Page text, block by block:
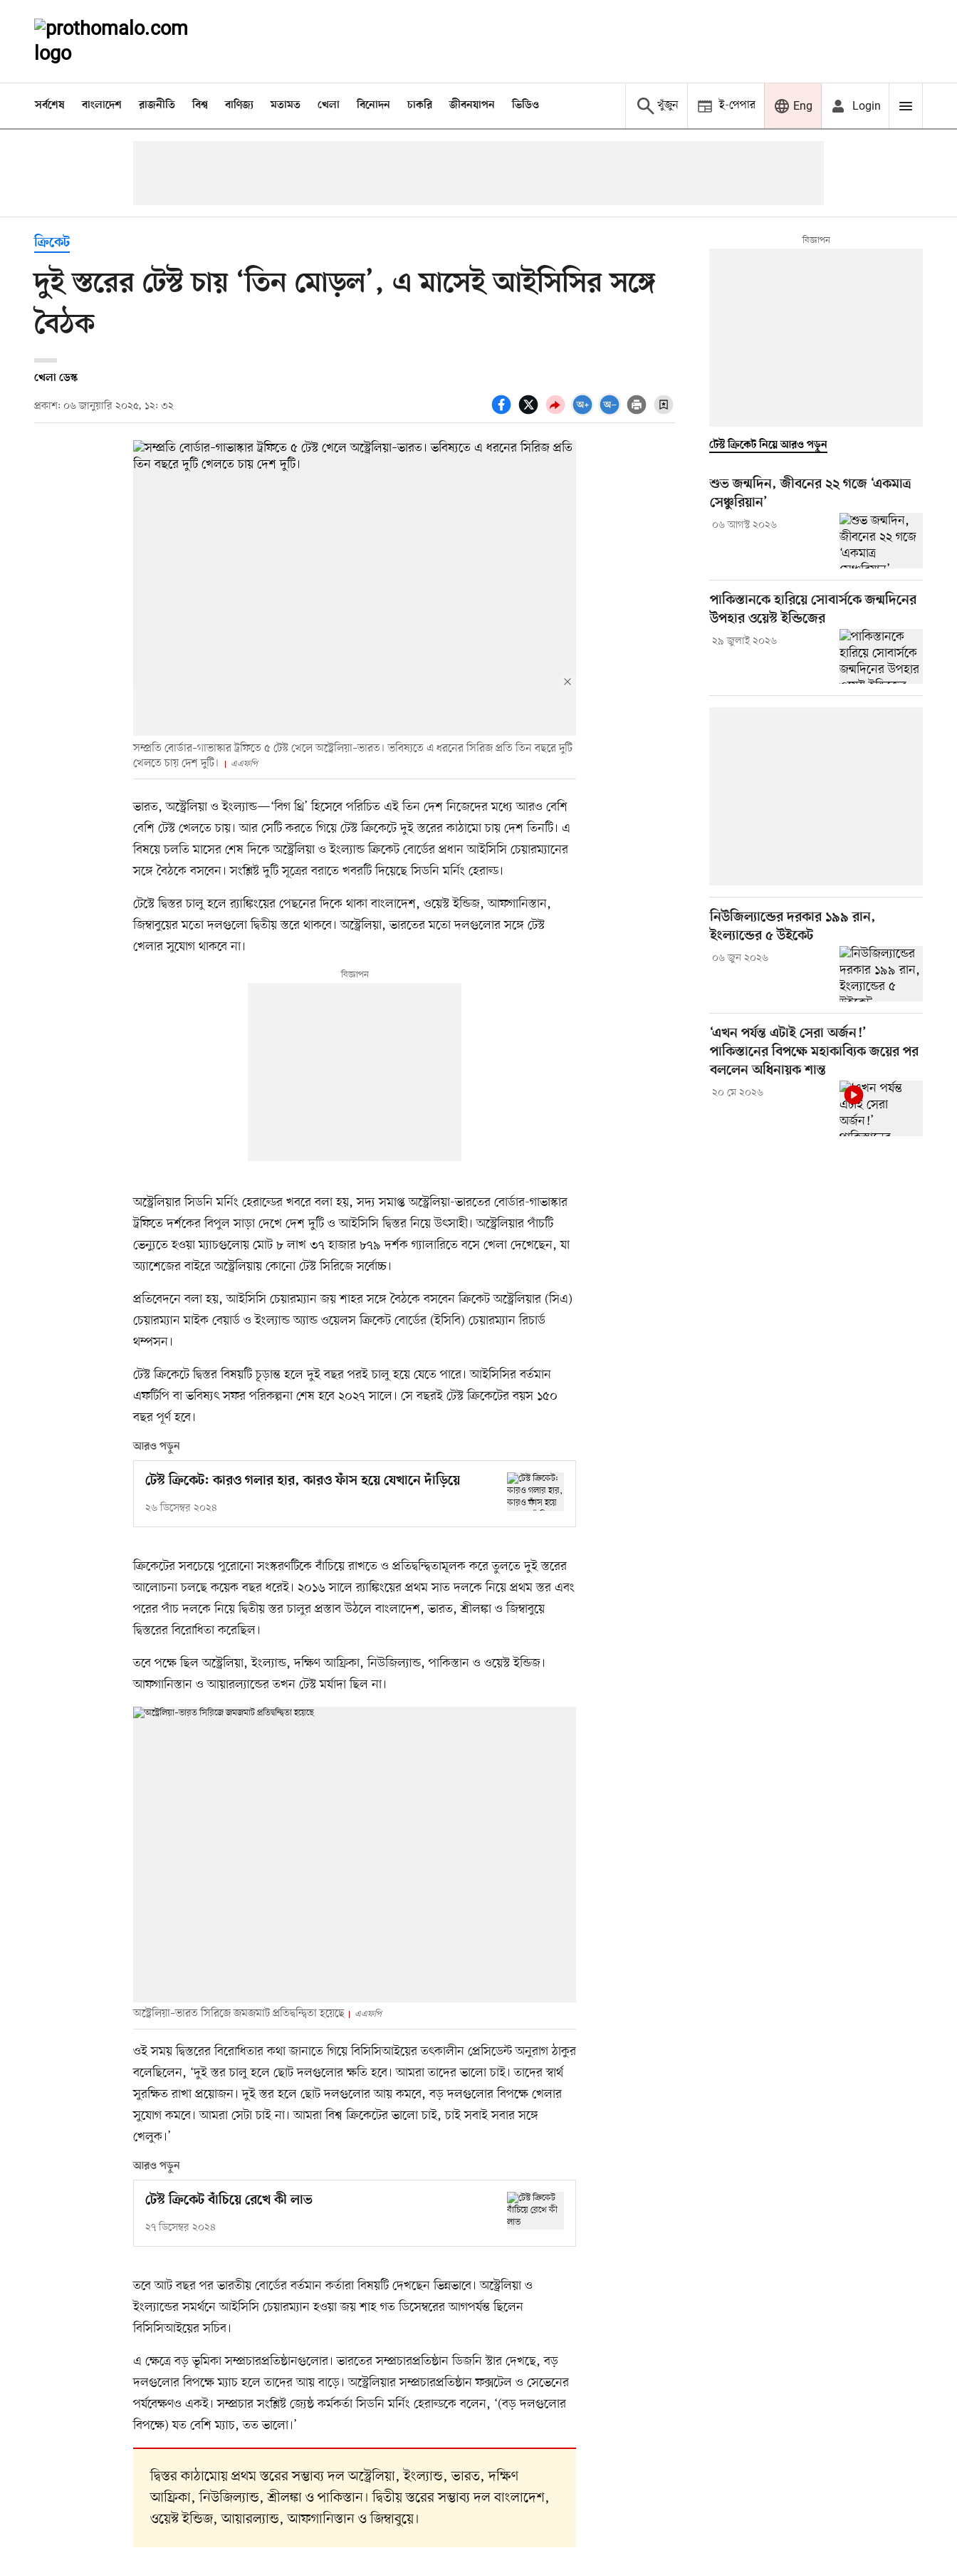
সর্বশেষ বাংলাদেশ রাজনীতি বিশ্ব বাণিজ্য মতামত খেলা বিনোদন চাকরি জীবনযাপন ভিডিও খুঁজুন ই-পেপার Eng Login
ক্রিকেট
দুই স্তরের টেস্ট চায় ‘তিন মোড়ল’, এ মাসেই আইসিসির সঙ্গে
বৈঠক
খেলা ডেস্ক
প্রকাশ: ০৬ জানুয়ারি ২০২৫, ১২: ৩২
সম্প্রতি বোর্ডার–গাভাস্কার ট্রফিতে ৫ টেস্ট খেলে অস্ট্রেলিয়া–ভারত। ভবিষ্যতে এ ধরনের সিরিজ প্রতি তিন বছরে দুটি
খেলতে চায় দেশ দুটি।
এএফপি
ভারত, অস্ট্রেলিয়া ও ইংল্যান্ড—‘বিগ থ্রি’ হিসেবে পরিচিত এই তিন দেশ নিজেদের মধ্যে আরও বেশি
বেশি টেস্ট খেলতে চায়। আর সেটি করতে গিয়ে টেস্ট ক্রিকেটে দুই স্তরের কাঠামো চায় দেশ তিনটি। এ
বিষয়ে চলতি মাসের শেষ দিকে অস্ট্রেলিয়া ও ইংল্যান্ড ক্রিকেট বোর্ডের প্রধান আইসিসি চেয়ারম্যানের
সঙ্গে বৈঠকে বসবেন। সংশ্লিষ্ট দুটি সূত্রের বরাতে খবরটি দিয়েছে সিডনি মর্নিং হেরাল্ড।
টেস্টে দ্বিস্তর চালু হলে র‍্যাঙ্কিংয়ের পেছনের দিকে থাকা বাংলাদেশ, ওয়েস্ট ইন্ডিজ, আফগানিস্তান,
জিম্বাবুয়ের মতো দলগুলো দ্বিতীয় স্তরে থাকবে। অস্ট্রেলিয়া, ভারতের মতো দলগুলোর সঙ্গে টেস্ট
খেলার সুযোগ থাকবে না।
অস্ট্রেলিয়ার সিডনি মর্নিং হেরাল্ডের খবরে বলা হয়, সদ্য সমাপ্ত অস্ট্রেলিয়া-ভারতের বোর্ডার-গাভাস্কার
ট্রফিতে দর্শকের বিপুল সাড়া দেখে দেশ দুটি ও আইসিসি দ্বিস্তর নিয়ে উৎসাহী। অস্ট্রেলিয়ার পাঁচটি
ভেন্যুতে হওয়া ম্যাচগুলোয় মোট ৮ লাখ ৩৭ হাজার ৮৭৯ দর্শক গ্যালারিতে বসে খেলা দেখেছেন, যা
অ্যাশেজের বাইরে অস্ট্রেলিয়ায় কোনো টেস্ট সিরিজে সর্বোচ্চ।
প্রতিবেদনে বলা হয়, আইসিসি চেয়ারম্যান জয় শাহর সঙ্গে বৈঠকে বসবেন ক্রিকেট অস্ট্রেলিয়ার (সিএ)
চেয়ারম্যান মাইক বেয়ার্ড ও ইংল্যান্ড অ্যান্ড ওয়েলস ক্রিকেট বোর্ডের (ইসিবি) চেয়ারম্যান রিচার্ড
থম্পসন।
টেস্ট ক্রিকেটে দ্বিস্তর বিষয়টি চূড়ান্ত হলে দুই বছর পরই চালু হয়ে যেতে পারে। আইসিসির বর্তমান
এফটিপি বা ভবিষ্যৎ সফর পরিকল্পনা শেষ হবে ২০২৭ সালে। সে বছরই টেস্ট ক্রিকেটের বয়স ১৫০
বছর পূর্ণ হবে।
আরও পড়ুন
টেস্ট ক্রিকেট: কারও গলার হার, কারও ফাঁস হয়ে যেখানে দাঁড়িয়ে
২৬ ডিসেম্বর ২০২৪
ক্রিকেটের সবচেয়ে পুরোনো সংস্করণটিকে বাঁচিয়ে রাখতে ও প্রতিদ্বন্দ্বিতামূলক করে তুলতে দুই স্তরের
আলোচনা চলছে কয়েক বছর ধরেই। ২০১৬ সালে র‍্যাঙ্কিংয়ের প্রথম সাত দলকে নিয়ে প্রথম স্তর এবং
পরের পাঁচ দলকে নিয়ে দ্বিতীয় স্তর চালুর প্রস্তাব উঠলে বাংলাদেশ, ভারত, শ্রীলঙ্কা ও জিম্বাবুয়ে
দ্বিস্তরের বিরোধিতা করেছিল।
তবে পক্ষে ছিল অস্ট্রেলিয়া, ইংল্যান্ড, দক্ষিণ আফ্রিকা, নিউজিল্যান্ড, পাকিস্তান ও ওয়েস্ট ইন্ডিজ।
আফগানিস্তান ও আয়ারল্যান্ডের তখন টেস্ট মর্যাদা ছিল না।
অস্ট্রেলিয়া–ভারত সিরিজে জমজমাট প্রতিদ্বন্দ্বিতা হয়েছে এএফপি
ওই সময় দ্বিস্তরের বিরোধিতার কথা জানাতে গিয়ে বিসিসিআইয়ের তৎকালীন প্রেসিডেন্ট অনুরাগ ঠাকুর
বলেছিলেন, ‘দুই স্তর চালু হলে ছোট দলগুলোর ক্ষতি হবে। আমরা তাদের ভালো চাই। তাদের স্বার্থ
সুরক্ষিত রাখা প্রয়োজন। দুই স্তর হলে ছোট দলগুলোর আয় কমবে, বড় দলগুলোর বিপক্ষে খেলার
সুযোগ কমবে। আমরা সেটা চাই না। আমরা বিশ্ব ক্রিকেটের ভালো চাই, চাই সবাই সবার সঙ্গে
খেলুক।’
আরও পড়ুন
টেস্ট ক্রিকেট বাঁচিয়ে রেখে কী লাভ
২৭ ডিসেম্বর ২০২৪
তবে আট বছর পর ভারতীয় বোর্ডের বর্তমান কর্তারা বিষয়টি দেখছেন ভিন্নভাবে। অস্ট্রেলিয়া ও
ইংল্যান্ডের সমর্থনে আইসিসি চেয়ারম্যান হওয়া জয় শাহ গত ডিসেম্বরের আগপর্যন্ত ছিলেন
বিসিসিআইয়ের সচিব।
এ ক্ষেত্রে বড় ভূমিকা সম্প্রচারপ্রতিষ্ঠানগুলোর। ভারতের সম্প্রচারপ্রতিষ্ঠান ডিজনি স্টার দেখছে, বড়
দলগুলোর বিপক্ষে ম্যাচ হলে তাদের আয় বাড়ে। অস্ট্রেলিয়ার সম্প্রচারপ্রতিষ্ঠান ফক্সটেল ও সেভেনের
পর্যবেক্ষণও একই। সম্প্রচার সংশ্লিষ্ট জ্যেষ্ঠ কর্মকর্তা সিডনি মর্নিং হেরাল্ডকে বলেন, ‘(বড় দলগুলোর
বিপক্ষে) যত বেশি ম্যাচ, তত ভালো।’
দ্বিস্তর কাঠামোয় প্রথম স্তরের সম্ভাব্য দল অস্ট্রেলিয়া, ইংল্যান্ড, ভারত, দক্ষিণ
আফ্রিকা, নিউজিল্যান্ড, শ্রীলঙ্কা ও পাকিস্তান। দ্বিতীয় স্তরের সম্ভাব্য দল বাংলাদেশ,
ওয়েস্ট ইন্ডিজ, আয়ারল্যান্ড, আফগানিস্তান ও জিম্বাবুয়ে।
টেস্ট ক্রিকেট নিয়ে আরও পড়ুন
শুভ জন্মদিন, জীবনের ২২ গজে ‘একমাত্র
সেঞ্চুরিয়ান’
০৬ আগস্ট ২০২৬
পাকিস্তানকে হারিয়ে সোবার্সকে জন্মদিনের
উপহার ওয়েস্ট ইন্ডিজের
২৯ জুলাই ২০২৬
নিউজিল্যান্ডের দরকার ১৯৯ রান,
ইংল্যান্ডের ৫ উইকেট
০৬ জুন ২০২৬
‘এখন পর্যন্ত এটাই সেরা অর্জন!’
পাকিস্তানের বিপক্ষে মহাকাব্যিক জয়ের পর
বললেন অধিনায়ক শান্ত
২০ মে ২০২৬